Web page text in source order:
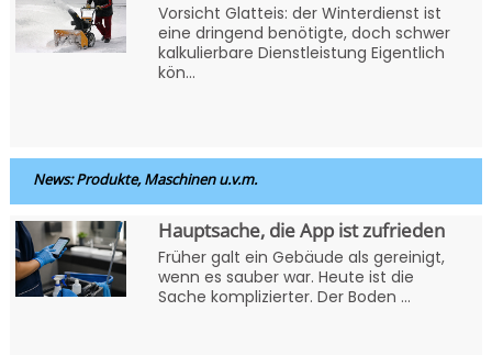
Vorsicht Glatteis: der Winterdienst ist
eine dringend benötigte, doch schwer
kalkulierbare Dienstleistung Eigentlich
kön...
News: Produkte, Maschinen u.v.m.
Hauptsache, die App ist zufrieden
Früher galt ein Gebäude als gereinigt,
wenn es sauber war. Heute ist die
Sache komplizierter. Der Boden ...